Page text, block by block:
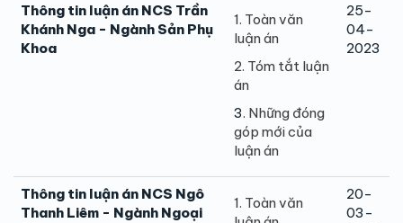
Thông tin luận án NCS Trần
Khánh Nga - Ngành Sản Phụ
Khoa
1. Toàn văn
luận án
2. Tóm tắt luận
án
3. Những đóng
góp mới của
luận án
25-
04-
2023
Thông tin luận án NCS Ngô
Thanh Liêm - Ngành Ngoại
1. Toàn văn
20-
03-